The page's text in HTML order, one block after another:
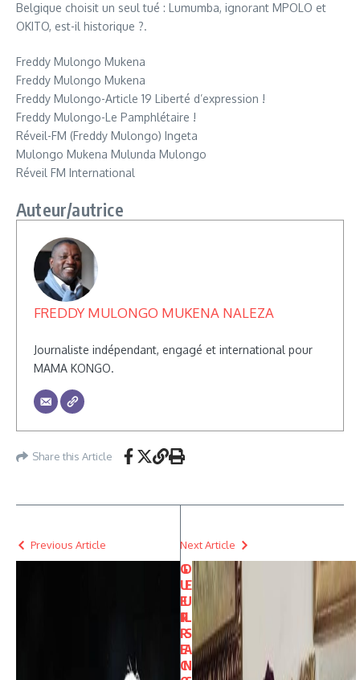
Belgique choisit un seul tué : Lumumba, ignorant MPOLO et
OKITO, est-il historique ?.
Freddy Mulongo Mukena
Freddy Mulongo Mukena
Freddy Mulongo-Article 19 Liberté d’expression !
Freddy Mulongo-Le Pamphlétaire !
Réveil-FM (Freddy Mulongo) Ingeta
Mulongo Mukena Mulunda Mulongo
Réveil FM International
Auteur/autrice
FREDDY MULONGO MUKENA NALEZA
Journaliste indépendant, engagé et international pour
MAMA KONGO.
Share this Article
Previous Article
G
U
E
R
R
E
C
Next Article
D
E
U
IL
S
A
N